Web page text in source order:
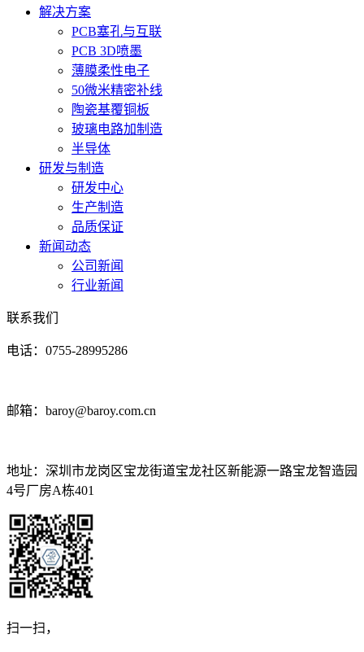
解决方案
PCB塞孔与互联
PCB 3D喷墨
薄膜柔性电子
50微米精密补线
陶瓷基覆铜板
玻璃电路加制造
半导体
研发与制造
研发中心
生产制造
品质保证
新闻动态
公司新闻
行业新闻
联系我们
电话：0755-28995286
邮箱：baroy@baroy.com.cn
地址：深圳市龙岗区宝龙街道宝龙社区新能源一路宝龙智造园
4号厂房A栋401
扫一扫，